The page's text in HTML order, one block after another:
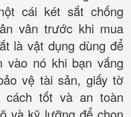
cái két sắt chống
vân trước khi mua
là vật dụng dùng để
vào nó khi bạn vắng
vệ tài sản, giấy tờ
cách tốt và an toàn